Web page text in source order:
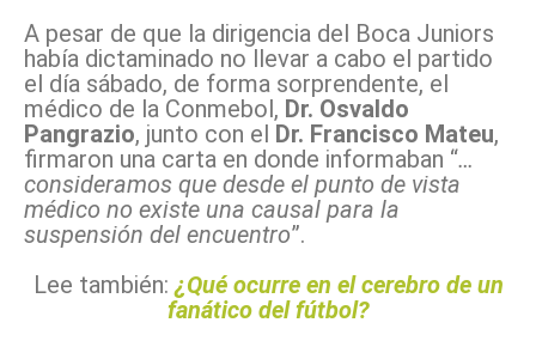
A pesar de que la dirigencia del Boca Juniors
había dictaminado no llevar a cabo el partido
el día sábado, de forma sorprendente, el
médico de la Conmebol, Dr. Osvaldo
Pangrazio, junto con el Dr. Francisco Mateu,
firmaron una carta en donde informaban “…
consideramos que desde el punto de vista
médico no existe una causal para la
suspensión del encuentro”.
Lee también:¿Qué ocurre en el cerebro de un
fanático del fútbol?